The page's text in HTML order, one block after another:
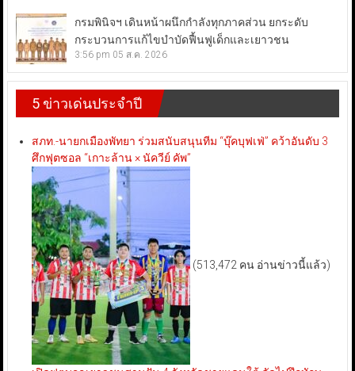
กรมพินิจฯ เดินหน้าผนึกกำลังทุกภาคส่วน ยกระดับ
กระบวนการแก้ไขบำบัดฟื้นฟูเด็กและเยาวชน
3:56 pm 05 ส.ค. 2026
5 ข่าวเด่นประจำปี
สภท.-นายกเมืองพัทยา ร่วมสนับสนุนทีม “บุ๊คบุฟเฟ่” คว้าอันดับ 3
ศึกฟุตซอล “เกาะล้าน × นัควีย์ คัพ”
(513,472 คน อ่านข่าวนี้แล้ว)